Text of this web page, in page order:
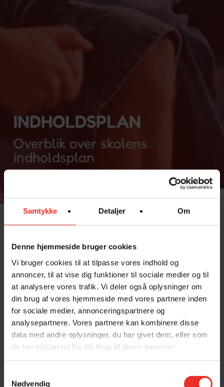
Samtykke Detaljer Om
Denne hjemmeside bruger cookies
Vi bruger cookies til at tilpasse vores indhold og
annoncer, til at vise dig funktioner til sociale medier og til
at analysere vores trafik. Vi deler også oplysninger om
din brug af vores hjemmeside med vores partnere inden
for sociale medier, annonceringspartnere og
analysepartnere. Vores partnere kan kombinere disse
data med andre oplysninger, du har givet dem, eller som
de har indsamlet fra din brug af deres tjenester.
Nødvendig
INDHOLDSPLAN
Overblik over skolens
indholdsplan
INDHOLDSPLAN
Sportsefterskolen SINE er beliggende i
Løgumkloster og modtog det første
hold elever i august 1997. Skolen har
plads til 292 elever fordelt på 9. og 10.
klasse og Cambridge klasser.